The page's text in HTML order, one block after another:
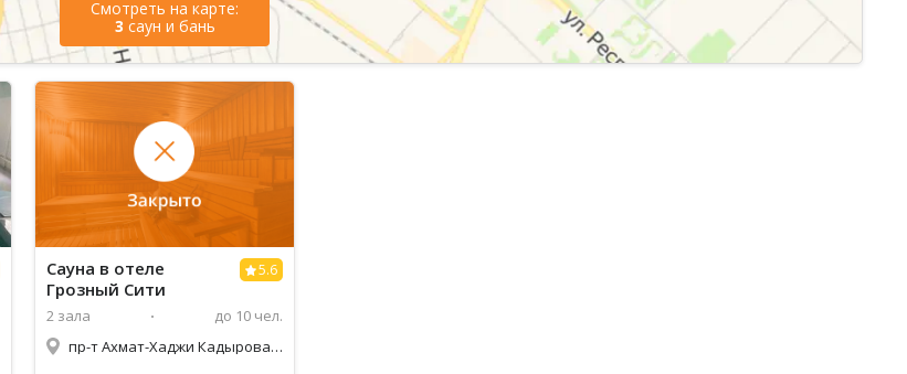
Смотреть на карте:
3 саун и бань
5.6
Сауна в отеле
Грозный Сити
2 зала
до 10 чел.
пр-т Ахмат-Хаджи Кадырова, 1/16